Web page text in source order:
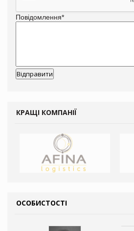
Повідомлення*
КРАЩІ КОМПАНІЇ
ОСОБИСТОСТІ